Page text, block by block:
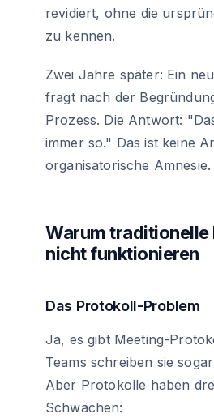
revidiert, ohne die
zu kennen.
Zwei Jahre später: Ein
fragt nach der
Prozess. Die Antwort:
immer so." Das ist keine
organisatorische Amnesie.
Warum traditionelle
nicht funktionieren
Das Protokoll-Problem
Ja, es gibt Meeting-
Teams schreiben sie
Aber Protokolle haben
Schwächen: